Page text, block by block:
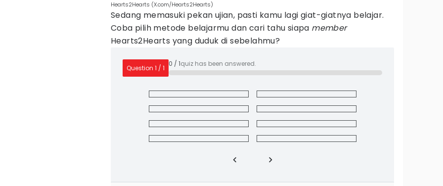
Hearts2Hearts (X.com/Hearts2Hearts)
Sedang memasuki pekan ujian, pasti kamu lagi giat-giatnya belajar.
Coba pilih metode belajarmu dan cari tahu siapa member
Hearts2Hearts yang duduk di sebelahmu?
Question 1 / 1
0 / 1quiz has been answered.